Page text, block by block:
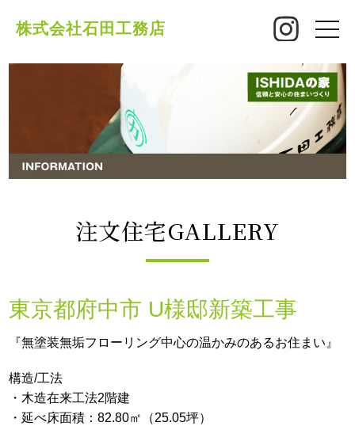
株式会社石田工務店
toggle
注文住宅GALLERY
東京都府中市 U様邸新築工事
『無塗装無垢フローリング中心の温かみのあるお住まい』
構造/工法
・木造在来工法2階建
・延べ床面積：82.80㎡（25.05坪）